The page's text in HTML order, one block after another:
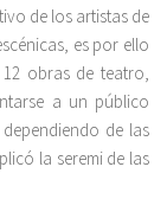
de los artistas de
es por ello
obras de teatro,
a un público
de las
la seremi de las